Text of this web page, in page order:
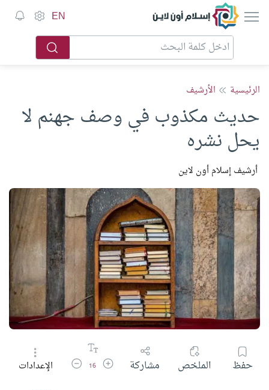
إسلام أون لاين EN
الرئيسية الأرشيف
حديث مكذوب في وصف جهنم لا
يحل نشره
أرشيف إسلام أون لاين
حفظ الملخص مشاركة زيادة حجم الخط
16 تقليل حجم الخط
الإعدادات